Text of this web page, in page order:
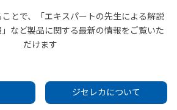
とで、「エキスパートの先生による解説
など製品に関する最新の情報をご覧いた
だけます
ジセレカについて